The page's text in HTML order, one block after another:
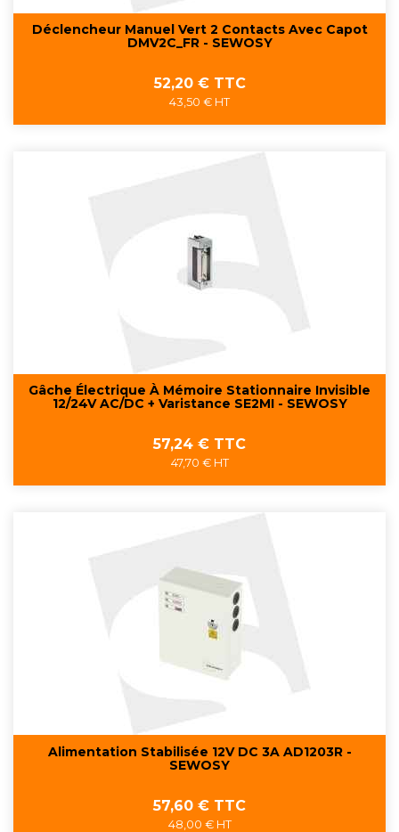
Déclencheur Manuel Vert 2 Contacts Avec Capot
DMV2C_FR - SEWOSY
Prix
52,20 € TTC
43,50 € HT
Gâche Électrique À Mémoire Stationnaire Invisible
12/24V AC/DC + Varistance SE2MI - SEWOSY
Prix
57,24 € TTC
47,70 € HT
Alimentation Stabilisée 12V DC 3A AD1203R -
SEWOSY
Prix
57,60 € TTC
48,00 € HT